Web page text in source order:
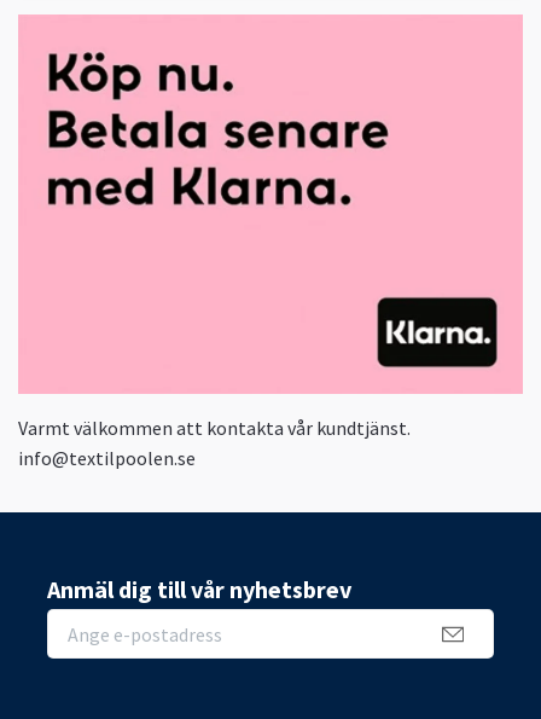
Varmt välkommen att kontakta vår kundtjänst.
info@textilpoolen.se
Anmäl dig till vår nyhetsbrev